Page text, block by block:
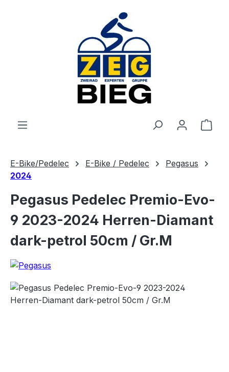
E-Bike/Pedelec E-Bike / Pedelec
Pegasus
2024
Pegasus Pedelec Premio-Evo-
9 2023-2024 Herren-Diamant
dark-petrol 50cm / Gr.M
Bildergalerie überspringen